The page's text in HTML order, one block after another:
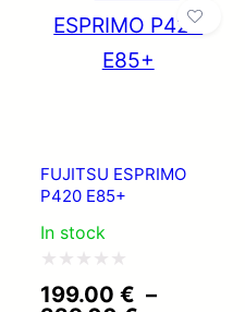
FUJITSU ESPRIMO
P420 E85+
In stock
Note
199.00€ –